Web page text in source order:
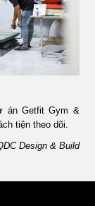
án Getfit Gym &
tiện theo dõi.
Design & Build